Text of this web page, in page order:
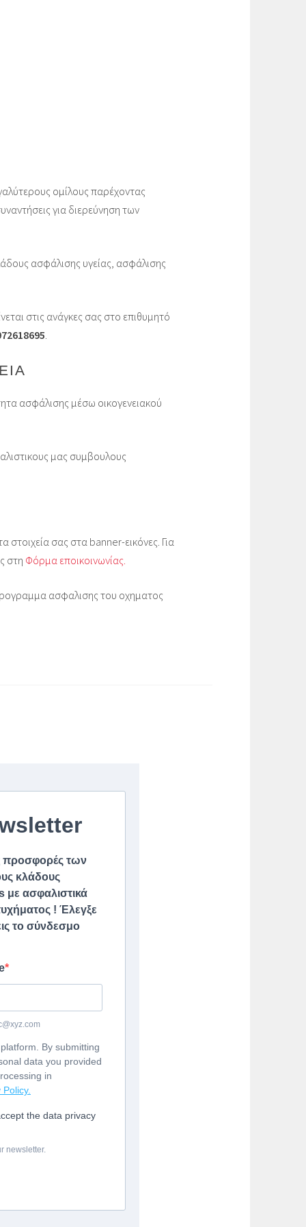
ομίλους παρέχοντας
για διερεύνηση των
ασφάλισης υγείας, ασφάλισης
στις ανάγκες σας στο επιθυμητό
.
ασφάλισης μέσω οικογενειακού
μας συμβουλους
σας στα banner-εικόνες. Για
στη Φόρμα εποικοινωνίας.
ασφαλισης του οχηματος